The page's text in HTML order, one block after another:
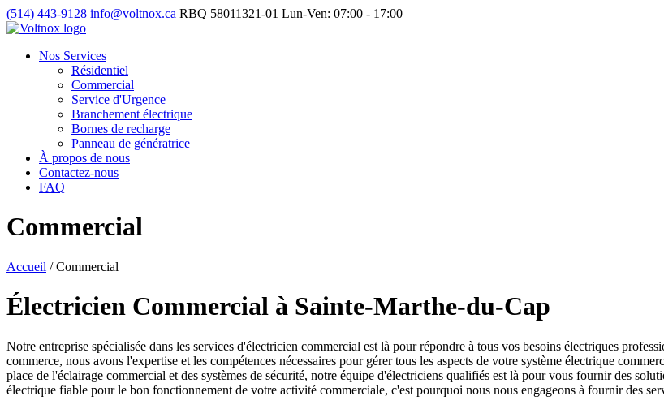
(514) 443-9128 info@voltnox.ca RBQ 58011321-01 Lun-Ven: 07:00 - 17:00
Nos Services
Résidentiel
Commercial
Service d'Urgence
Branchement électrique
Bornes de recharge
Panneau de génératrice
À propos de nous
Contactez-nous
FAQ
Commercial
Accueil / Commercial
Électricien Commercial à Sainte-Marthe-du-Cap
Notre entreprise spécialisée dans les services d'électricien commercial est là pour répondre à tous vos besoins électriques
commerce, nous avons l'expertise et les compétences nécessaires pour gérer tous les aspects de votre système électrique
place de l'éclairage commercial et des systèmes de sécurité, notre équipe d'électriciens qualifiés est là pour vous fournir des
électrique fiable pour le bon fonctionnement de votre activité commerciale, c'est pourquoi nous nous engageons à fournir des